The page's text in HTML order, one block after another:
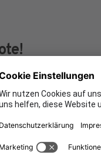
und
Produktneuheiten.